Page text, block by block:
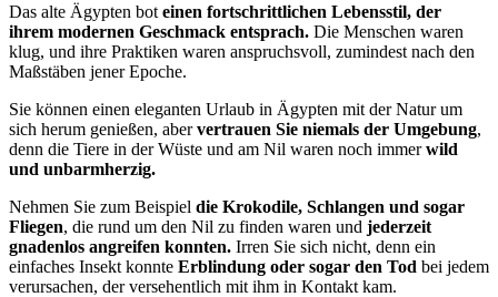
Das alte Ägypten bot einen fortschrittlichen Lebensstil, der
ihrem modernen Geschmack entsprach. Die Menschen waren
klug, und ihre Praktiken waren anspruchsvoll, zumindest nach den
Maßstäben jener Epoche.
Sie können einen eleganten Urlaub in Ägypten mit der Natur um
sich herum genießen, abervertrauen Sie niemals der Umgebung,
denn die Tiere in der Wüste und am Nil waren noch immerwild
und unbarmherzig.
Nehmen Sie zum Beispiel die Krokodile, Schlangen und sogar
Fliegen, die rund um den Nil zu finden waren und jederzeit
gnadenlos angreifen konnten. Irren Sie sich nicht, denn ein
einfaches Insekt konnte Erblindung oder sogar den Tod bei jedem
verursachen, der versehentlich mit ihm in Kontakt kam.